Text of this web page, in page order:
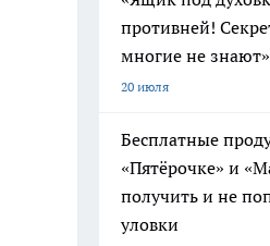
противней!
многие не знают»
20 июля
Бесплатные
«Пятёрочке» и
получить и не
уловки